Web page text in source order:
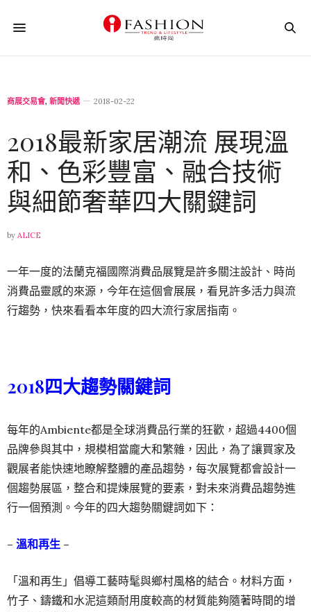
商展交易會, 新聞快遞 2018-02-22
2018最新家居潮流 展現溫
和、色彩豐富、融合技術
與細節奢華四大關鍵詞
by ALICE
一年一度的法蘭克福國際消費品展覽是許多關注設計、時尚
消費品靈感的來源，今年在這個會展展，看見許多活力與流
行趨勢，快來看看本年度的四大流行家居指南。
2018四大趨勢關鍵詞
每年的Ambiente都是全球消費品行業的狂歡，超過4400個
品牌參與其中，規模相當龐大和繁雜，因此，為了讓買家及
觀展者能快速地瞭解整體的產品趨勢，每次展覽都會設計一
個趨勢展區，整合和提煉展覽的要素，對未來消費品趨勢進
行一個預測。今年的四大趨勢關鍵詞如下：
– 溫和再生 –
「溫和再生」倡導工藝時髦與鄉村風格的結合。材料方面，
竹子、鑄鐵和水泥這類耐用度較高的材質能夠隨著時間的增